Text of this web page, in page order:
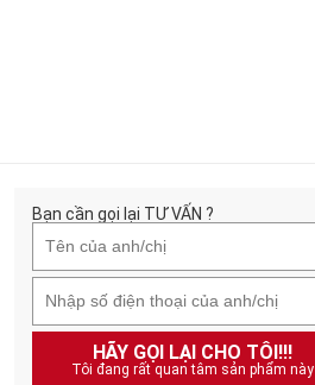
Bạn cần gọi lại TƯ VẤN ?
HÃY GỌI LẠI CHO TÔI!!!
Tôi đang rất quan tâm sản phẩm này